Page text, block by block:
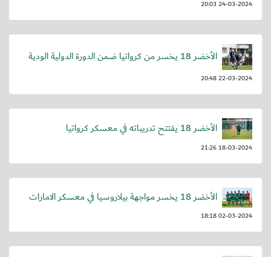
24-03-2024 20:03
الأخضر 18 يخسر من كرواتيا ضمن الدورة الدولية الودية
22-03-2024 20:48
الأخضر 18 يفتتح تدريباته في معسكر كرواتيا
18-03-2024 21:26
الأخضر 18 يخسر مواجهة بيلاروسيا في معسكر الامارات
02-03-2024 18:18